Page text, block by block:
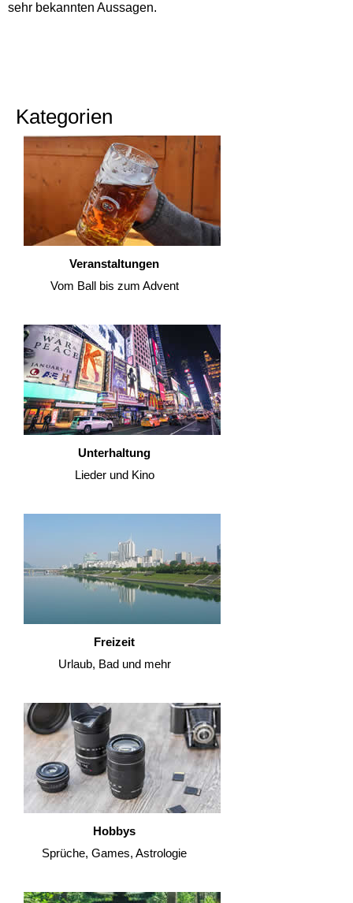
sehr bekannten Aussagen.
Kategorien
Veranstaltungen
Vom Ball bis zum Advent
Unterhaltung
Lieder und Kino
Freizeit
Urlaub, Bad und mehr
Hobbys
Sprüche, Games, Astrologie